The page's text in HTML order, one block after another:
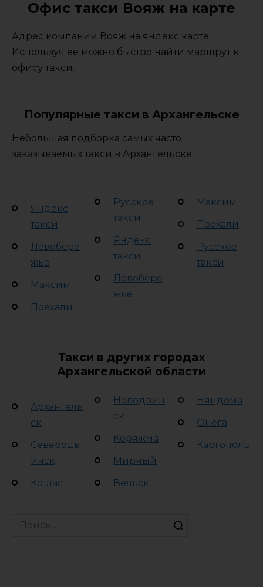
Офис такси Вояж на карте
Адрес компании Вояж на яндекс карте.
Используя ее можно быстро найти маршрут к
офису такси.
Популярные такси в Архангельске
Небольшая подборка самых часто
заказываемых такси в Архангельске.
Яндекс
такси
Левобере
жье
Максим
Поехали
Русское
такси
Яндекс
такси
Левобере
жье
Максим
Поехали
Русское
такси
Такси в других городах
Архангельской области
Архангель
ск
Северодв
инск
Котлас
Новодвин
ск
Коряжма
Мирный
Вельск
Няндома
Онега
Каргополь
Search